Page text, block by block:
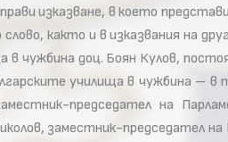
изказване, в което
както и в изказвания на
в чужбина доц. Боян Кулов,
училища в чужбина – в
председател на
заместник-председател